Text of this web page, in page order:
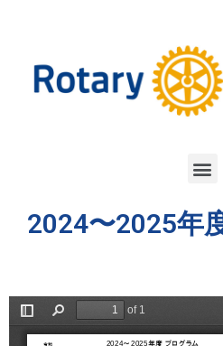
2024〜2025年